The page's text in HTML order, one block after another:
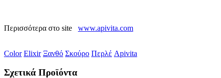
Περισσότερα στο site www.apivita.com
Color Elixir Ξανθό Σκούρο Περλέ Apivita
Σχετικά Προϊόντα